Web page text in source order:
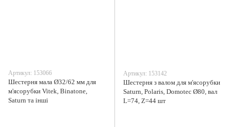
Артикул: 153066
Шестерня мала Ø32/62 мм для
м'ясорубки Vitek, Binatone,
Saturn та інші
Артикул: 153142
Шестерня з валом для м'ясорубки
Saturn, Polaris, Domotec Ø80, вал
L=74, Z=44 шт